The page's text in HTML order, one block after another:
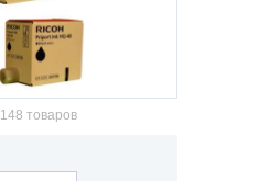
148 товаров